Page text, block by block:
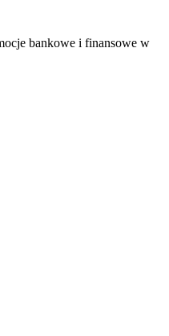
bankowe i finansowe w